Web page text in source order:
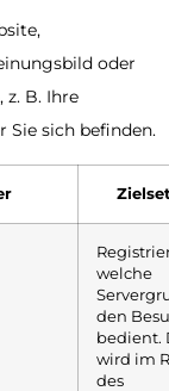
oder
z. B. Ihre
Sie sich befinden.
welche
den
bedient.
wird im
des